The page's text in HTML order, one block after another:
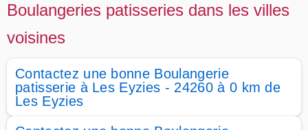
Boulangeries patisseries dans les villes
voisines
Contactez une bonne Boulangerie
patisserie à Les Eyzies - 24260 à 0 km de
Les Eyzies